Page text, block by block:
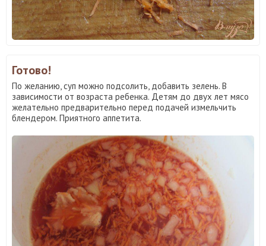
Готово!
По желанию, суп можно подсолить, добавить зелень. В
зависимости от возраста ребенка. Детям до двух лет мясо
желательно предварительно перед подачей измельчить
блендером. Приятного аппетита.